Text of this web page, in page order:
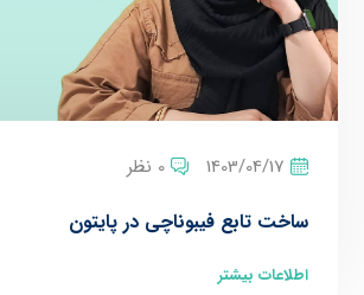
1403/04/17 0 نظر
ساخت تابع فیبوناچی در پایتون
اطلاعات بیشتر